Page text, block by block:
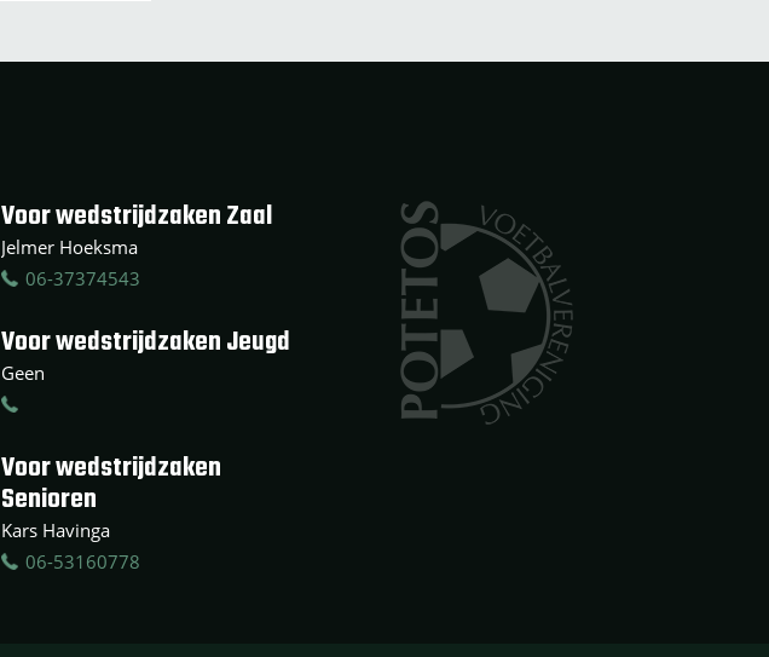
Voor wedstrijdzaken Zaal
Jelmer Hoeksma
06-37374543
Voor wedstrijdzaken Jeugd
Geen
Voor wedstrijdzaken
Senioren
Kars Havinga
06-53160778